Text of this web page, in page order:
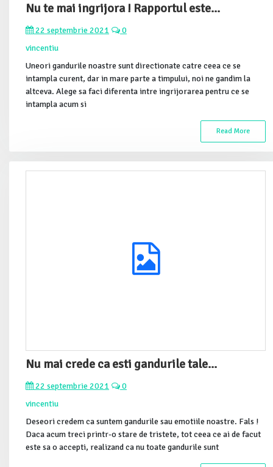
Nu te mai ingrijora ! Rapportul este...
22 septembrie 2021
0
vincentiu
Uneori gandurile noastre sunt directionate catre ceea ce se
intampla curent, dar in mare parte a timpului, noi ne gandim la
altceva. Alege sa faci diferenta intre ingrijorarea pentru ce se
intampla acum si
Read More
Nu mai crede ca esti gandurile tale...
22 septembrie 2021
0
vincentiu
Deseori credem ca suntem gandurile sau emotiile noastre. Fals !
Daca acum treci printr-o stare de tristete, tot ceea ce ai de facut
este sa o accepti, realizand ca nu toate gandurile sunt